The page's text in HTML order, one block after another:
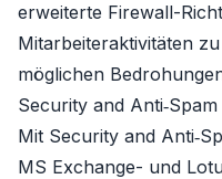
erweiterte Firewall-
Mitarbeiteraktivitäten
möglichen
Security and
Mit Security and
MS Exchange- und